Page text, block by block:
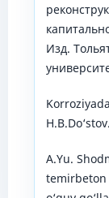
Изд.
A.Yu.
temirbeton